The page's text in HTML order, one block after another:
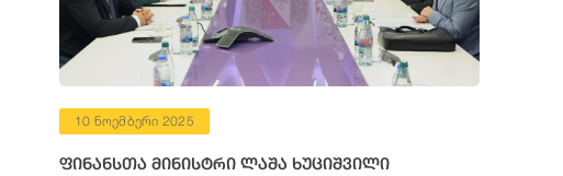
10 ნოემბერი 2025
ფინანსთა მინისტრი ლაშა ხუციშვილი